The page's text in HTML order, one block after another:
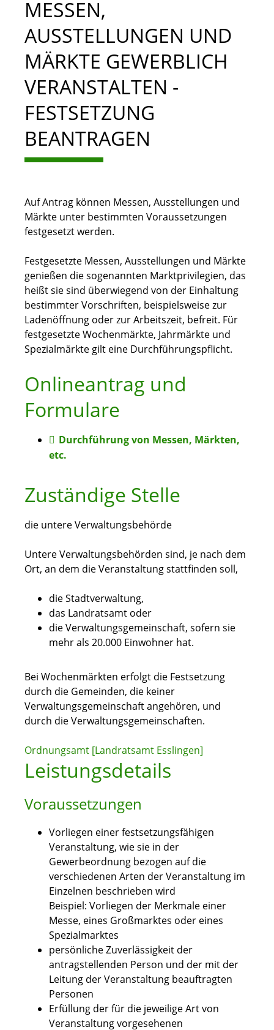
MESSEN,
AUSSTELLUNGEN UND
MÄRKTE GEWERBLICH
VERANSTALTEN -
FESTSETZUNG
BEANTRAGEN
Auf Antrag können Messen, Ausstellungen und
Märkte unter bestimmten Voraussetzungen
festgesetzt werden.
Festgesetzte Messen, Ausstellungen und Märkte
genießen die sogenannten Marktprivilegien, das
heißt sie sind überwiegend von der Einhaltung
bestimmter Vorschriften, beispielsweise zur
Ladenöffnung oder zur Arbeitszeit, befreit. Für
festgesetzte Wochenmärkte, Jahrmärkte und
Spezialmärkte gilt eine Durchführungspflicht.
Onlineantrag und
Formulare
Durchführung von Messen, Märkten,
etc.
Zuständige Stelle
die untere Verwaltungsbehörde
Untere Verwaltungsbehörden sind, je nach dem
Ort, an dem die Veranstaltung stattfinden soll,
die Stadtverwaltung,
das Landratsamt oder
die Verwaltungsgemeinschaft, sofern sie
mehr als 20.000 Einwohner hat.
Bei Wochenmärkten erfolgt die Festsetzung
durch die Gemeinden, die keiner
Verwaltungsgemeinschaft angehören, und
durch die Verwaltungsgemeinschaften.
Ordnungsamt [Landratsamt Esslingen]
Leistungsdetails
Voraussetzungen
Vorliegen einer festsetzungsfähigen
Veranstaltung, wie sie in der
Gewerbeordnung bezogen auf die
verschiedenen Arten der Veranstaltung im
Einzelnen beschrieben wird
Beispiel: Vorliegen der Merkmale einer
Messe, eines Großmarktes oder eines
Spezialmarktes
persönliche Zuverlässigkeit der
antragstellenden Person und der mit der
Leitung der Veranstaltung beauftragten
Personen
Erfüllung der für die jeweilige Art von
Veranstaltung vorgesehenen